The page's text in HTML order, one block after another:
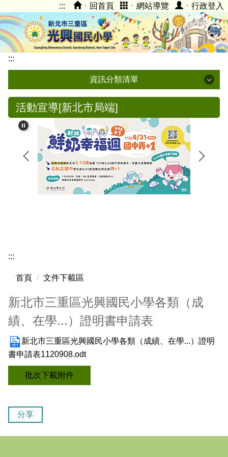
到
主
要
內
容
::: ㆍ回首頁 ㆍ網站導覽 ㆍ行政登入
:::
資訊分類清單
光興校內登入
停課不停學專區
學校簡介
光興臉書FB
光興附幼
光興國小圖書館
文件下載區
教師專區
學生專區
午餐專區
光興youtube影像館
光興國小課程計畫專區
活動宣導[新北市局端]
:::
首頁 文件下載區
新北市三重區光興國民小學各類（成
績、在學...）證明書申請表
新北市三重區光興國民小學各類（成績、在學...）證明
書申請表1120908.odt
批次下載附件
分享